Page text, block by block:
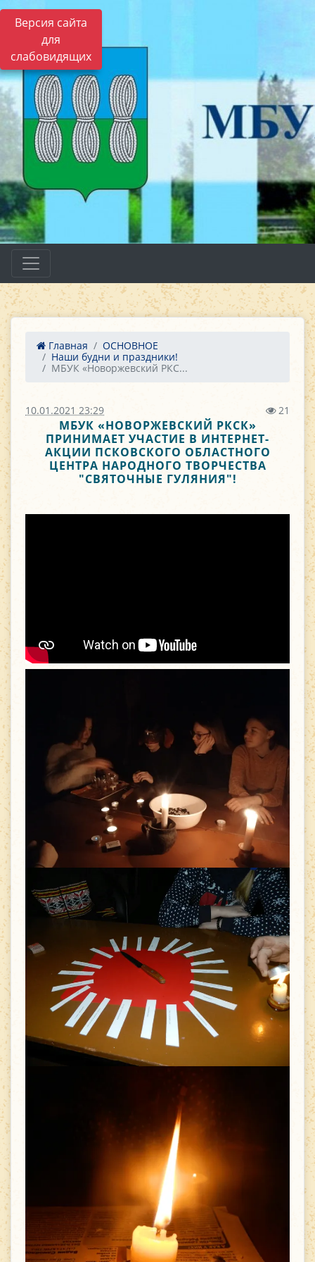
Версия сайта
для
слабовидящих
Главная
ОСНОВНОЕ
Наши будни и праздники!
МБУК «Новоржевский РКС...
10.01.2021 23:29 21
МБУК «НОВОРЖЕВСКИЙ РКСК»
ПРИНИМАЕТ УЧАСТИЕ В ИНТЕРНЕТ-
АКЦИИ ПСКОВСКОГО ОБЛАСТНОГО
ЦЕНТРА НАРОДНОГО ТВОРЧЕСТВА
"СВЯТОЧНЫЕ ГУЛЯНИЯ"!